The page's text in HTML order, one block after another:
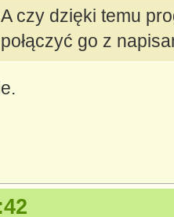
A czy dzięki temu
połączyć go z